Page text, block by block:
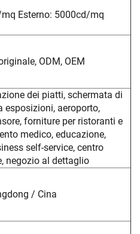
Esterno: 5000cd/mq
ODM, OEM
dei piatti, schermata di
esposizioni, aeroporto,
forniture per ristoranti e
medico, educazione,
self-service, centro
negozio al dettaglio
/ Cina